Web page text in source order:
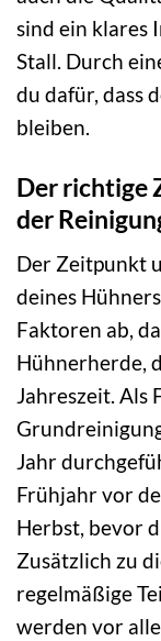
sind ein klares
Stall. Durch
du dafür, dass
bleiben.
Der richtige
der
Der Zeitpunkt
deines
Faktoren ab,
Hühnerherde,
Jahreszeit. Als
Jahr
Frühjahr vor
Herbst, bevor
Zusätzlich zu
regelmäßige
werden vor